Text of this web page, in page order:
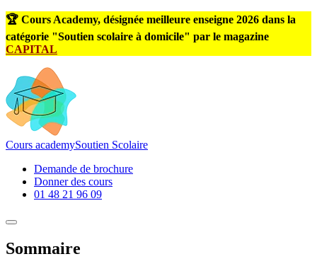
🏆 Cours Academy, désignée meilleure enseigne 2026 dans la
catégorie "Soutien scolaire à domicile" par le magazine
CAPITAL
Cours academySoutien Scolaire
Demande de brochure
Donner des cours
01 48 21 96 09
Sommaire